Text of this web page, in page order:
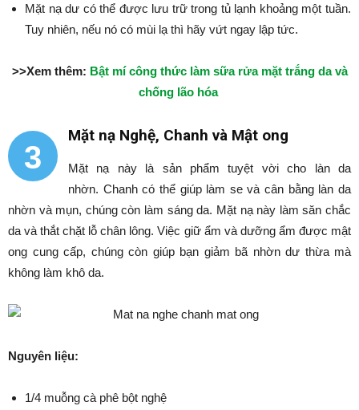
Mặt nạ dư có thể được lưu trữ trong tủ lạnh khoảng một tuần.
Tuy nhiên, nếu nó có mùi lạ thì hãy vứt ngay lập tức.
>>Xem thêm: Bật mí công thức làm sữa rửa mặt trắng da và
chống lão hóa
3
Mặt nạ Nghệ, Chanh và Mật ong
Mặt nạ này là sản phẩm tuyệt vời cho làn da
nhờn. Chanh có thể giúp làm se và cân bằng làn da
nhờn và mụn, chúng còn làm sáng da. Mặt nạ này làm săn chắc
da và thắt chặt lỗ chân lông. Việc giữ ẩm và dưỡng ẩm được mật
ong cung cấp, chúng còn giúp bạn giảm bã nhờn dư thừa mà
không làm khô da.
Nguyên liệu:
1/4 muỗng cà phê bột nghệ